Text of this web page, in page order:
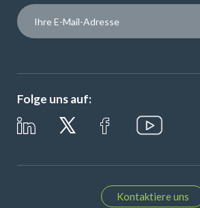
Folge uns auf:
Kontaktiere uns